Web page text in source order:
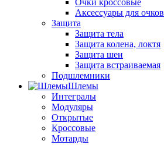
Очки кроссовые
Аксессуары для очков
Защита
Защита тела
Защита колена, локтя
Защита шеи
Защита встраиваемая
Подшлемники
Шлемы
Интегралы
Модуляры
Открытые
Кроссовые
Мотарды